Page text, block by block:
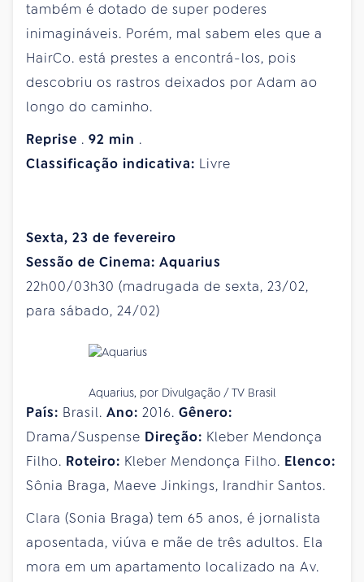
também é dotado de super poderes
inimagináveis. Porém, mal sabem eles que a
HairCo. está prestes a encontrá-los, pois
descobriu os rastros deixados por Adam ao
longo do caminho.
Reprise . 92 min .
Classificação indicativa: Livre
Sexta, 23 de fevereiro
Sessão de Cinema: Aquarius
22h00/03h30 (madrugada de sexta, 23/02,
para sábado, 24/02)
Aquarius, por Divulgação / TV Brasil
País: Brasil. Ano: 2016. Gênero:
Drama/Suspense Direção: Kleber Mendonça
Filho. Roteiro: Kleber Mendonça Filho. Elenco:
Sônia Braga, Maeve Jinkings, Irandhir Santos.
Clara (Sonia Braga) tem 65 anos, é jornalista
aposentada, viúva e mãe de três adultos. Ela
mora em um apartamento localizado na Av.